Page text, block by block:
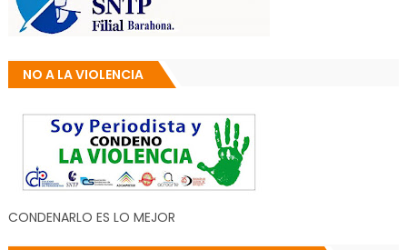
NO A LA VIOLENCIA
CONDENARLO ES LO MEJOR